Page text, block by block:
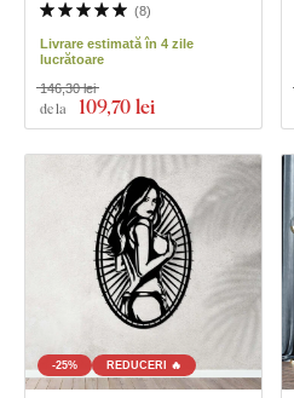
(8)
Livrare estimată în 4 zile
lucrătoare
de la 109,70 lei
146,30 lei
-25% REDUCERI 🔥